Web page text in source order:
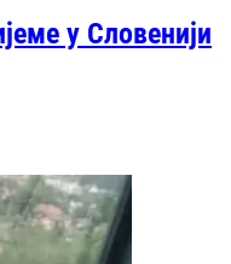
у Словенији